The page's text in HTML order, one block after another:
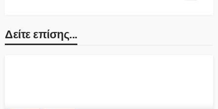
Δείτε επίσης...